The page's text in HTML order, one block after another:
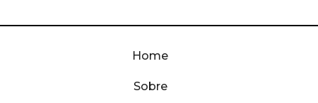
Home
Sobre